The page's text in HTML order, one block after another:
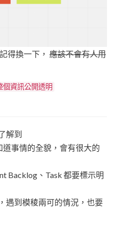
得換一下， 應該不會有人用
個資訊公開透明
解到
事情的全貌，會有很大的
Backlog、Task 都要標示明
遇到模稜兩可的情況，也要